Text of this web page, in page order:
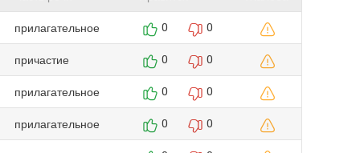
прилагательное
0 0
причастие 0 0
прилагательное 0 0
прилагательное 0 0